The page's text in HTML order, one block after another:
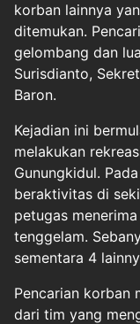
korban lainnya
ditemukan.
gelombang dan
Surisdianto,
Baron.
Kejadian ini
melakukan
Gunungkidul.
beraktivitas di
petugas
tenggelam.
sementara 4
Pencarian korban
dari tim yang